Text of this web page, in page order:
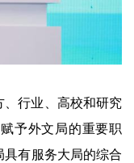
行业、高校和研究
予外文局的重要职
有服务大局的综合